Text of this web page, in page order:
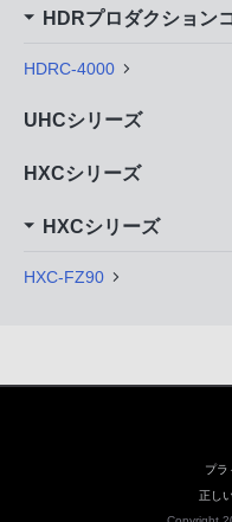
HDRプロダクション
HDRC-4000
UHCシリーズ
HXCシリーズ
HXCシリーズ
HXC-FZ90
プラ
正し